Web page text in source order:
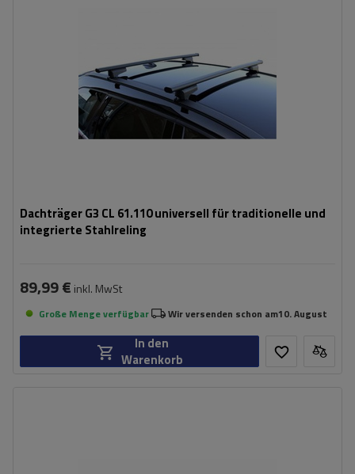
Dachträger G3 CL 61.110 universell für traditionelle und
integrierte Stahlreling
89,99 € inkl. MwSt
Große Menge verfügbar Wir versenden schon am10. August
In den
Warenkorb